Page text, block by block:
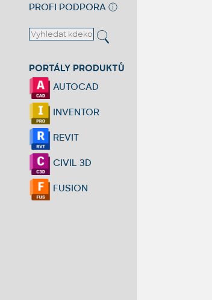
PROFI PODPORA ⓘ
PORTÁLY PRODUKTŮ
AUTOCAD
INVENTOR
REVIT
CIVIL 3D
FUSION